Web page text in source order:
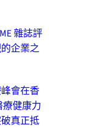
雜誌評
企業之
會在香
健康力
真正抵